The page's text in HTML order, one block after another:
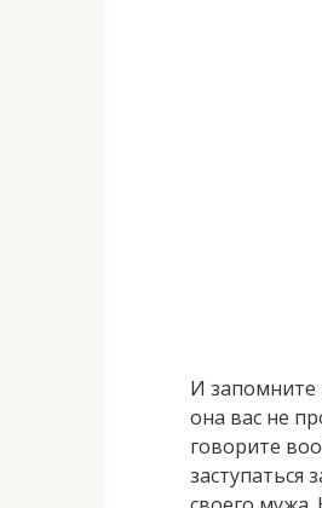
И запомните
она вас не
говорите
заступаться